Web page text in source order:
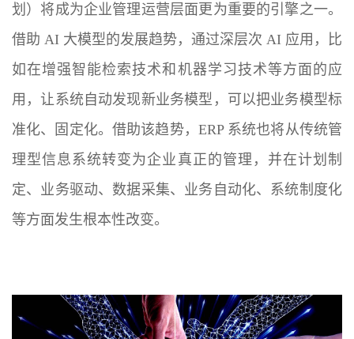
划）将成为企业管理运营层面更为重要的引擎之一。
借助 AI 大模型的发展趋势，通过深层次 AI 应用，比
如在增强智能检索技术和机器学习技术等方面的应
用，让系统自动发现新业务模型，可以把业务模型标
准化、固定化。借助该趋势，ERP 系统也将从传统管
理型信息系统转变为企业真正的管理，并在计划制
定、业务驱动、数据采集、业务自动化、系统制度化
等方面发生根本性改变。